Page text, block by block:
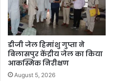
डीजी जेल हिमांशु गुप्ता ने
बिलासपुर केंद्रीय जेल का किया
आकस्मिक निरीक्षण
August 5, 2026